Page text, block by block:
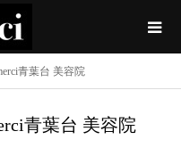
青葉台 美容院
青葉台 美容院